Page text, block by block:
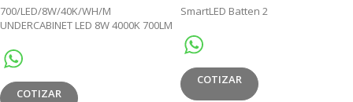
700/LED/8W/40K/WH/M
UNDERCABINET LED 8W 4000K 700LM
COTIZAR
SmartLED Batten 2
COTIZAR